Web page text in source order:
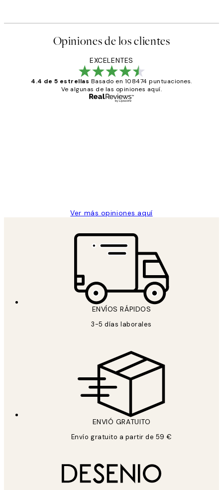
Opiniones de los clientes
EXCELENTES
4.4 de 5 estrellas Basado en 108474 puntuaciones.
Ve algunas de las opiniones aquí.
Ver más opiniones aquí
ENVÍOS RÁPIDOS
3-5 días laborales
ENVIÓ GRATUITO
Envío gratuito a partir de 59 €